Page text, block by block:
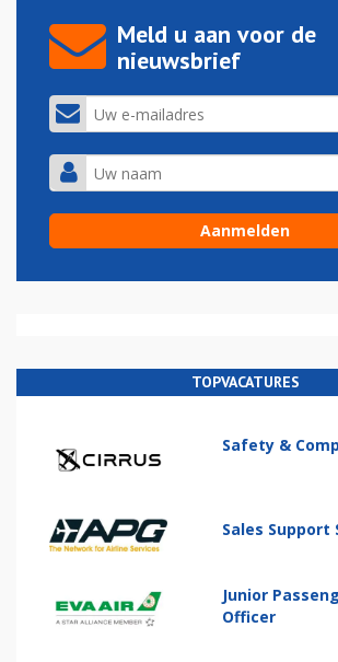
Meld u aan voor de
nieuwsbrief
TOPVACATURES
Safety &
Sales Support
Junior
Officer